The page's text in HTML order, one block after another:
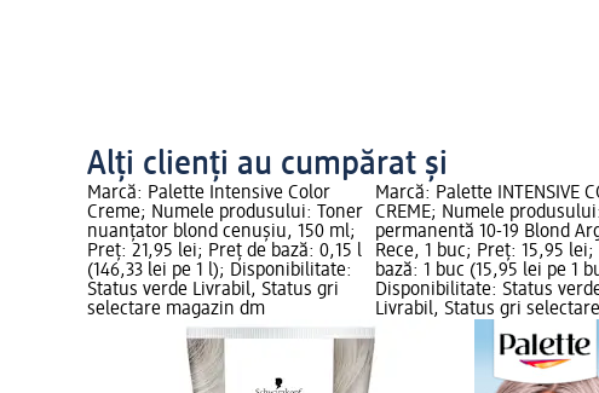
Alți clienți au cumpărat și
Marcă: Palette Intensive Color
Creme; Numele produsului: Toner
nuanţator blond cenușiu, 150 ml;
Preț: 21,95 lei; Preț de bază: 0,15 l
(146,33 lei pe 1 l); Disponibilitate:
Status verde Livrabil, Status gri
selectare magazin dm
Marcă: Palette INTENSIVE
CREME; Numele
permanentă 10-19 Blond
Rece, 1 buc; Preț: 15,95 lei;
bază: 1 buc (15,95 lei pe 1
Disponibilitate: Status
Livrabil, Status gri selectare